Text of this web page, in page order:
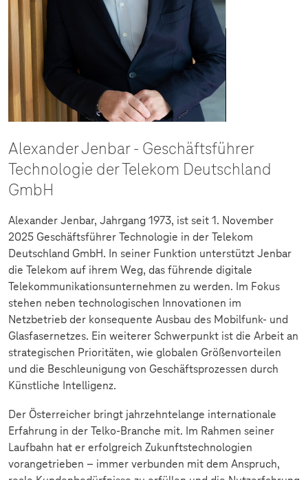
Alexander Jenbar - Geschäftsführer
Technologie der Telekom Deutschland
GmbH
Alexander Jenbar, Jahrgang 1973, ist seit 1. November
2025 Geschäftsführer Technologie in der Telekom
Deutschland GmbH. In seiner Funktion unterstützt Jenbar
die Telekom auf ihrem Weg, das führende digitale
Telekommunikationsunternehmen zu werden. Im Fokus
stehen neben technologischen Innovationen im
Netzbetrieb der konsequente Ausbau des Mobilfunk- und
Glasfasernetzes. Ein weiterer Schwerpunkt ist die Arbeit an
strategischen Prioritäten, wie globalen Größenvorteilen
und die Beschleunigung von Geschäftsprozessen durch
Künstliche Intelligenz.
Der Österreicher bringt jahrzehntelange internationale
Erfahrung in der Telko-Branche mit. Im Rahmen seiner
Laufbahn hat er erfolgreich Zukunftstechnologien
vorangetrieben – immer verbunden mit dem Anspruch,